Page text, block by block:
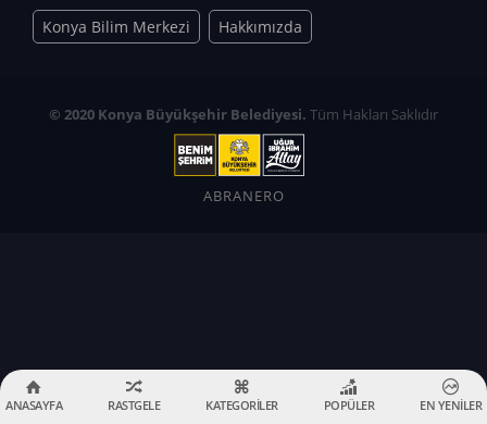
Konya Bilim Merkezi Hakkımızda
© 2020 Konya Büyükşehir Belediyesi. Tüm Hakları Saklıdır
ABRANERO
ANASAYFA RASTGELE KATEGORİLER POPÜLER EN YENİLER